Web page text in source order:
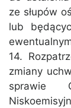
ze słupów
lub
14.
zmiany
sprawie